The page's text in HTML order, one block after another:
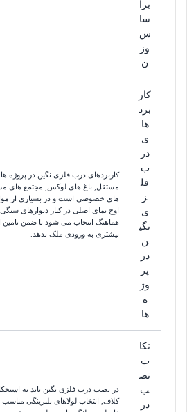
برا
سا
س
وز
ن
کار
برد
ها
ی
در
ب
فل
ز
ی
نگی
ن
در
پر
وژ
ه
ها
کاربردهای درب فلزی نگین در پروژه
مستقل, باغ های لوکس, مجتمع های
های خصوصی است و در بسیاری از
اوج نمای اصلی در کنار دیوارهای
هماهنگ انتخاب می شود تا ضمن
بیشتری به ورودی ملک بدهد.
نکا
ت
نص
ب
در
در نصب درب فلزی نگین باید به
کلاف, انتخاب لولاهای بلبرینگی